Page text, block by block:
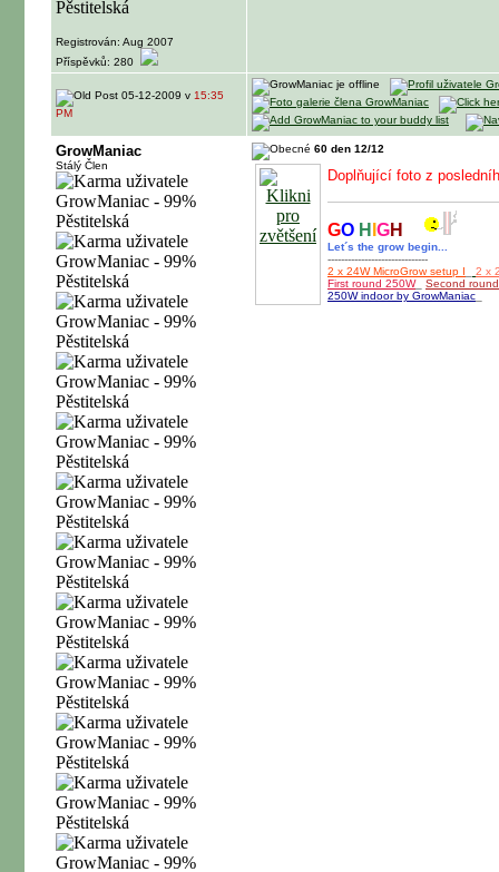
Registrován: Aug 2007
Příspěvků: 280
05-12-2009 v 15:35
PM
GrowManiac
Stálý Člen
60 den 12/12
Doplňující foto z
GO H GH
Let´s the grow begin...
------------------------------
2 x 24W MicroGrow setup I
2 x
First round 250W_ Second
250W indoor by GrowManiac